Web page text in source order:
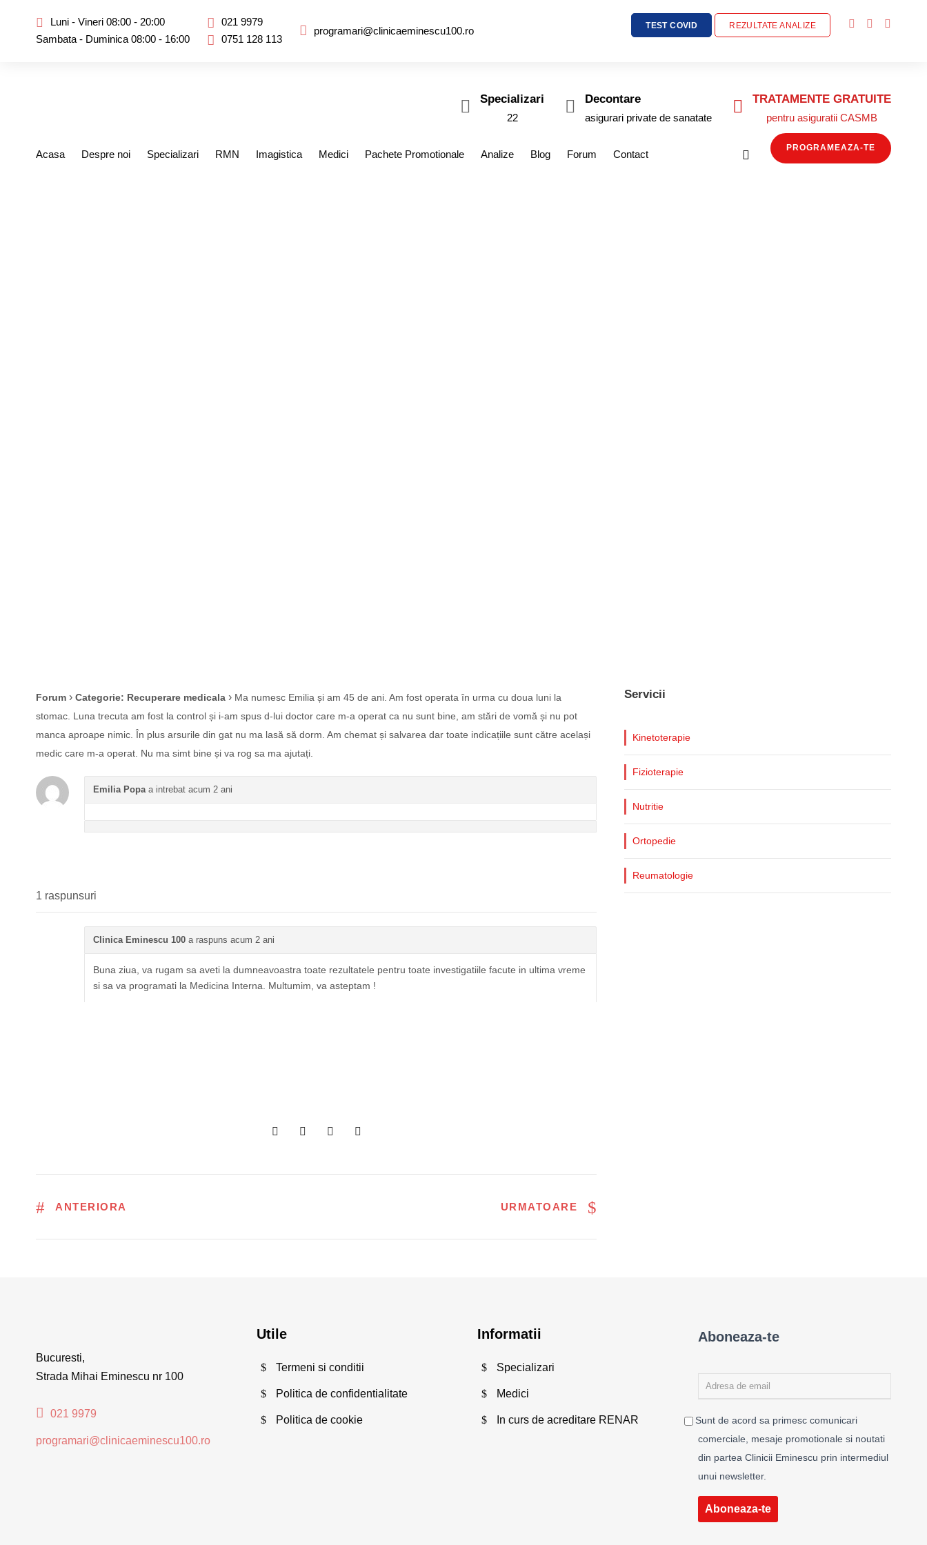
Luni - Vineri 08:00 - 20:00
Sambata - Duminica 08:00 - 16:00
021 9979
0751 128 113
programari@clinicaeminescu100.ro TEST COVID REZULTATE ANALIZE
Specializari
22
Decontare
asigurari private de sanatate
TRATAMENTE GRATUITE
pentru asiguratii CASMB
Acasa Despre noi Specializari RMN Imagistica Medici Pachete Promotionale Analize Blog Forum Contact
PROGRAMEAZA-TE
Forum › Categorie: Recuperare medicala › Ma numesc Emilia și am 45 de ani. Am fost operata în urma cu doua luni la
stomac. Luna trecuta am fost la control și i-am spus d-lui doctor care m-a operat ca nu sunt bine, am stări de vomă și nu pot
manca aproape nimic. În plus arsurile din gat nu ma lasă să dorm. Am chemat și salvarea dar toate indicațiile sunt către același
medic care m-a operat. Nu ma simt bine și va rog sa ma ajutați.
Emilia Popaa intrebat acum 2 ani
1 raspunsuri
Clinica Eminescu 100 a raspuns acum 2 ani
Buna ziua, va rugam sa aveti la dumneavoastra toate rezultatele pentru toate investigatiile facute in ultima vreme
si sa va programati la Medicina Interna. Multumim, va asteptam !
ANTERIORA URMATOARE
Servicii
Kinetoterapie
Fizioterapie
Nutritie
Ortopedie
Reumatologie
Bucuresti,
Strada Mihai Eminescu nr 100
021 9979
programari@clinicaeminescu100.ro
Utile
Termeni si conditii
Politica de confidentialitate
Politica de cookie
Informatii
Specializari
Medici
In curs de acreditare RENAR
Aboneaza-te
Sunt de acord sa primesc comunicari
comerciale, mesaje promotionale si noutati
din partea Clinicii Eminescu prin intermediul
unui newsletter.
Aboneaza-te